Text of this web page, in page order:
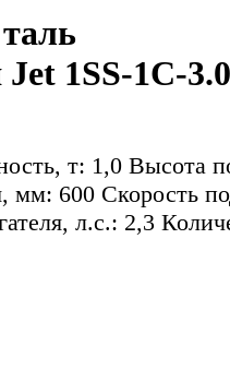
Jet 1SS-1C-
т: 1,0 Высота
600 Скорость
л.с.: 2,3